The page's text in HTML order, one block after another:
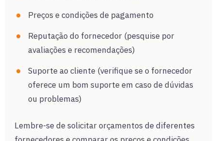
Preços e condições de pagamento
Reputação do fornecedor (pesquise por
avaliações e recomendações)
Suporte ao cliente (verifique se o fornecedor
oferece um bom suporte em caso de dúvidas
ou problemas)
Lembre-se de solicitar orçamentos de diferentes